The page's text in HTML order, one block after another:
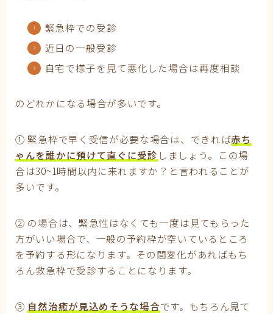
緊急枠での受診
近日の一般受診
自宅で様子を見て悪化した場合は再度相談
のどれかになる場合が多いです。
① 緊急枠で早く受信が必要な場合は、できれば赤ち
ゃんを誰かに預けて直ぐに受診 しましょう。この場
合は30~1時間以内に来れますか？と言われることが
多いです。
② の場合は、緊急性はなくても一度は見てもらった
方がいい場合で、一般の予約枠が空いているところ
を予約する形になります。その間変化があればもち
ろん救急枠で受診することになります。
③ 自然治癒が見込めそうな場合です。もちろん見て